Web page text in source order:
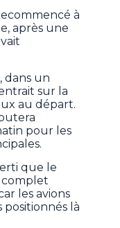
à
après une
dans un
sur la
au départ.
pour les
que le
les avions
positionnés là